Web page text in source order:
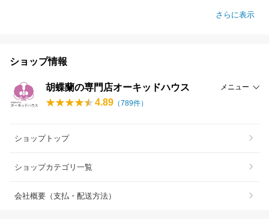
さらに表示
ショップ情報
胡蝶蘭の専門店オーキッドハウス メニュー
4.89 （789件）
ショップトップ
ショップカテゴリ一覧
会社概要（支払・配送方法）